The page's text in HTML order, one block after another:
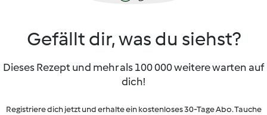
Gefällt dir, was du siehst?
Dieses Rezept und mehr als 100 000 weitere warten auf
dich!
Registriere dich jetzt und erhalte ein kostenloses 30-Tage Abo. Tauche